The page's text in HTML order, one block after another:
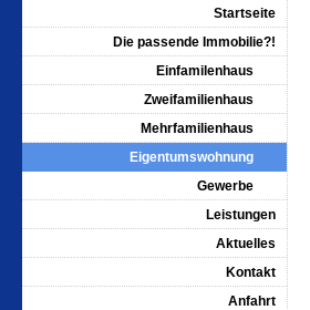
Startseite
Die passende Immobilie?!
Einfamilenhaus
Zweifamilienhaus
Mehrfamilienhaus
Eigentumswohnung
Gewerbe
Leistungen
Aktuelles
Kontakt
Anfahrt